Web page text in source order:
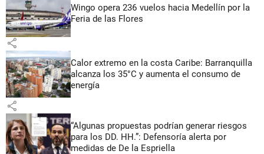
Wingo opera 236 vuelos hacia Medellín por la
Feria de las Flores
share
Calor extremo en la costa Caribe: Barranquilla
alcanza los 35°C y aumenta el consumo de
energía
share
“Algunas propuestas podrían generar riesgos
para los DD. HH.”: Defensoría alerta por
medidas de De la Espriella